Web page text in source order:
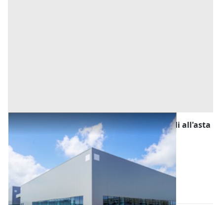
Fabbricati Costruiti per Esigenze Industriali all'asta
a Padova
Tombolo (Padova)
Offerta minima
146.250 € 195.000 €
Codice asta:
Asta chiusa